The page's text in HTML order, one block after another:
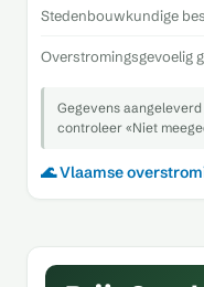
Stedenbouwkundige
Overstromingsgevoelig
Gegevens
controleer «Niet
🌊 Vlaamse